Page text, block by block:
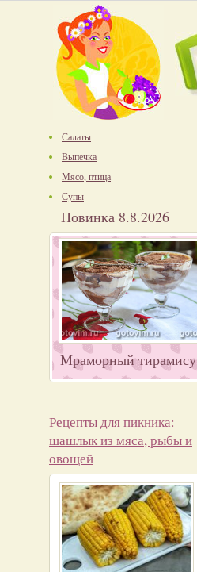
Салаты
Выпечка
Мясо, птица
Супы
Новинка 8.8.2026
Мраморный тирамису
Рецепты для пикника:
шашлык из мяса, рыбы и
овощей